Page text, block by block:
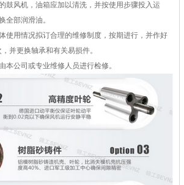
风机，油箱应加以清洗，并按使用步骤投入运
全部润滑油。
用情况拟订合理的维修制度，按期进行，并作好
并更换轴承和有关易损件。
公司或专业维修人员进行检修。